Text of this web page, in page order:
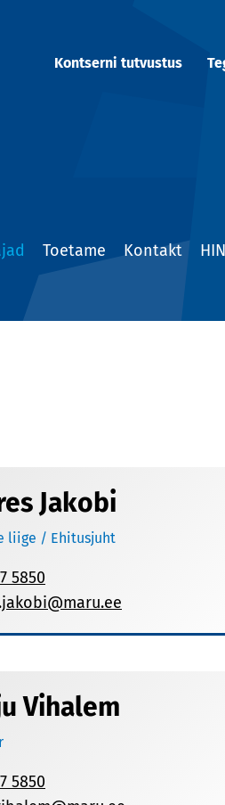
Kontserni tutvustus
Toetame Kontakt
Jakobi
liige / Ehitusjuht
5850
Vihalem
5850